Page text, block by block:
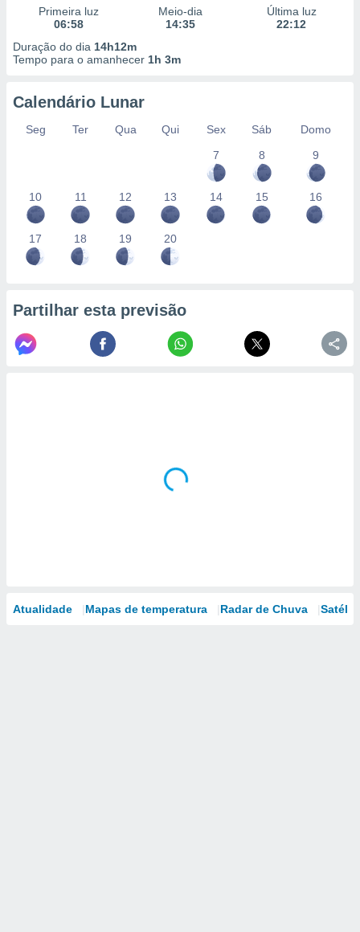
Primeira luz
06:58
Meio-dia
14:35
Última luz
22:12
Duração do dia 14h12m
Tempo para o amanhecer 1h 3m
Calendário Lunar
Seg Ter Qua Qui Sex Sáb
Domo
7
8 9
10 11 12 13 14 15 16
17 18 19 20
Partilhar esta previsão
Atualidade Mapas de temperatura Radar de Chuva